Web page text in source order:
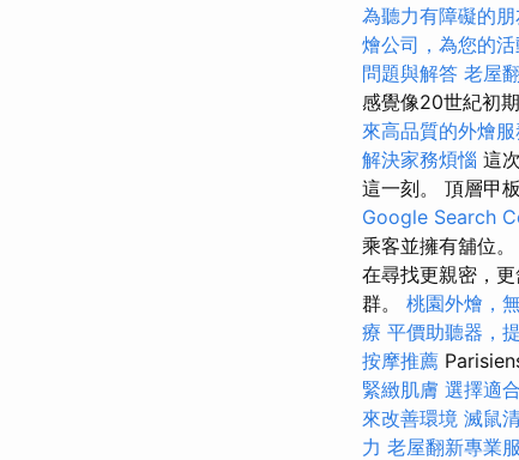
為聽力有障礙的
燴公司，為您的
問題與解答 老屋
感覺像20世紀初
來高品質的外燴服
解決家務煩惱 這
這一刻。 頂層甲
Google Search
乘客並擁有舖位。
在尋找更親密，
群。 桃園外燴，
療 平價助聽器，
按摩推薦
緊緻肌膚 選擇適
來改善環境 滅鼠
力 老屋翻新專業